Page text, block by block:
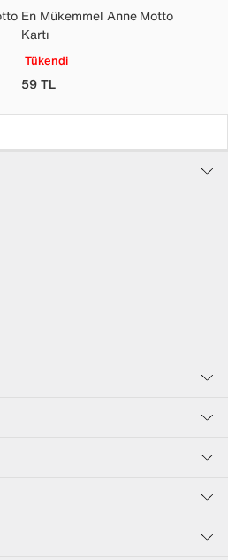
En Mükemmel Anne Motto
Kartı
Tükendi
59TL